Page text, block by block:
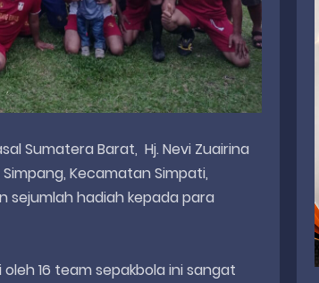
Sumatera Barat, Hj. Nevi Zuairina
Kecamatan Simpati,
sejumlah hadiah kepada para
16 team sepakbola ini sangat